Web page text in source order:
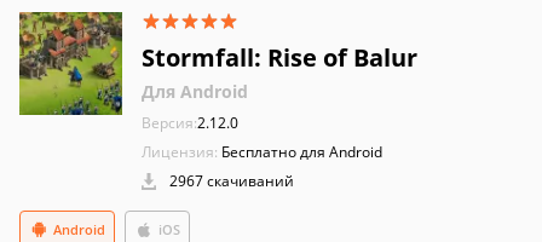
Stormfall: Rise of Balur
Для Android
Версия:2.12.0
Лицензия: Бесплатно для Android
2967 скачиваний
iOS
Android